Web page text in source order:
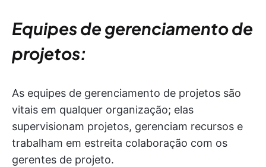
Equipes de gerenciamento de
projetos:
As equipes de gerenciamento de projetos são
vitais em qualquer organização; elas
supervisionam projetos, gerenciam recursos e
trabalham em estreita colaboração com os
gerentes de projeto.